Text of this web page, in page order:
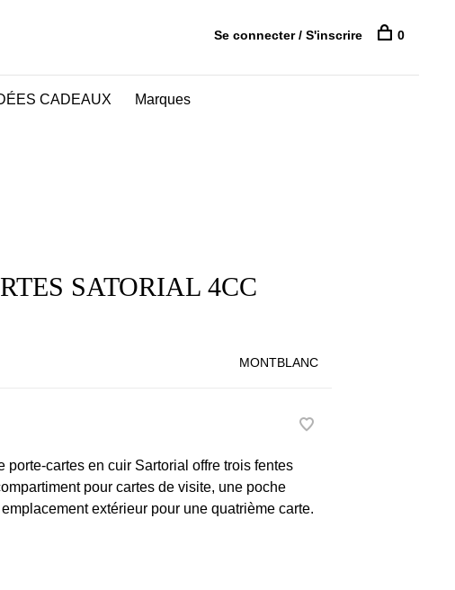
CADEAUX Marques
Se connecter / S'inscrire 0
SATORIAL 4CC
MONTBLANC
porte-cartes en cuir Sartorial offre trois fentes
pour cartes de visite, une poche
extérieur pour une quatrième carte.